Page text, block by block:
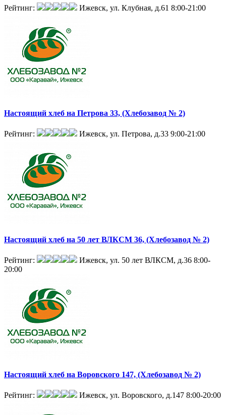
Рейтинг: Ижевск, ул. Клубная, д.61 8:00-21:00
Настоящий хлеб на Петрова 33, (Хлебозавод № 2)
Рейтинг: Ижевск, ул. Петрова, д.33 9:00-21:00
Настоящий хлеб на 50 лет ВЛКСМ 36, (Хлебозавод № 2)
Рейтинг: Ижевск, ул. 50 лет ВЛКСМ, д.36 8:00-
20:00
Настоящий хлеб на Воровского 147, (Хлебозавод № 2)
Рейтинг: Ижевск, ул. Воровского, д.147 8:00-20:00